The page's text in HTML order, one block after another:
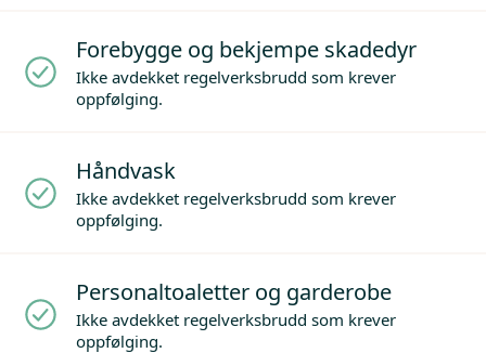
Forebygge og bekjempe skadedyr
Ikke avdekket regelverksbrudd som krever
oppfølging.
Håndvask
Ikke avdekket regelverksbrudd som krever
oppfølging.
Personaltoaletter og garderobe
Ikke avdekket regelverksbrudd som krever
oppfølging.